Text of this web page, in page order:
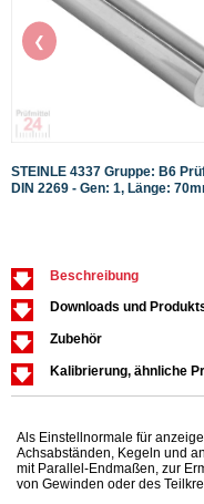
STEINLE 4337 Gruppe: B6
DIN 2269 - Gen: 1, Länge:
❮
Beschreibung
Downloads und
Zubehör
Kalibrierung, ähnliche
Als Einstellnormale für
Achsabständen, Kegeln und
mit Parallel-Endmaßen, zur
von Gewinden oder des